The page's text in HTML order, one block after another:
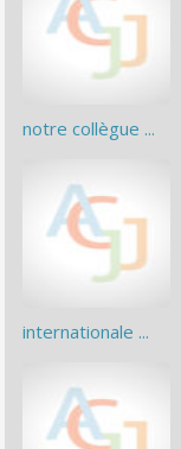
notre collègue ...
internationale ...